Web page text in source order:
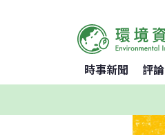
時事新聞 評論